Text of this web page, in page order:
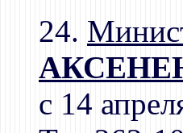
24.
с 14